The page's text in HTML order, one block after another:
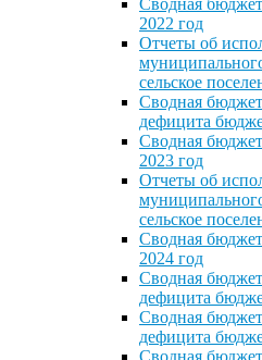
Сводная
2022 год
Отчеты об
сельское
Сводная
дефицита
Сводная
2023 год
Отчеты об
сельское
Сводная
2024 год
Сводная
дефицита
Сводная
дефицита
Сводная